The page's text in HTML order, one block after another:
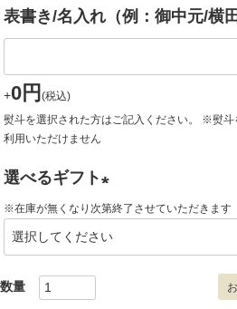
須
表書き/名入れ（例：御中元/横田
+0
税込
熨斗を選択された方はご記入ください。 ※熨
利用いただけません
選べるギフト
(
必
※在庫が無くなり次第終了させていただきます